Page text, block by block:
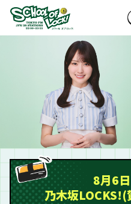
8月6
乃木坂LOCKS!(